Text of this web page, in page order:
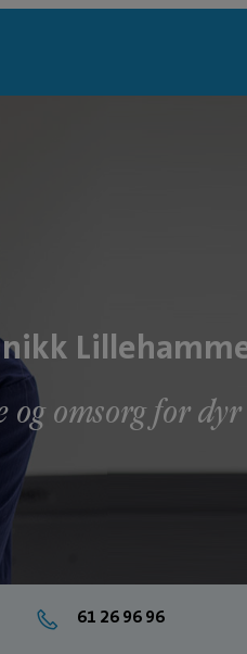
og omsorg for
61 26 96 96